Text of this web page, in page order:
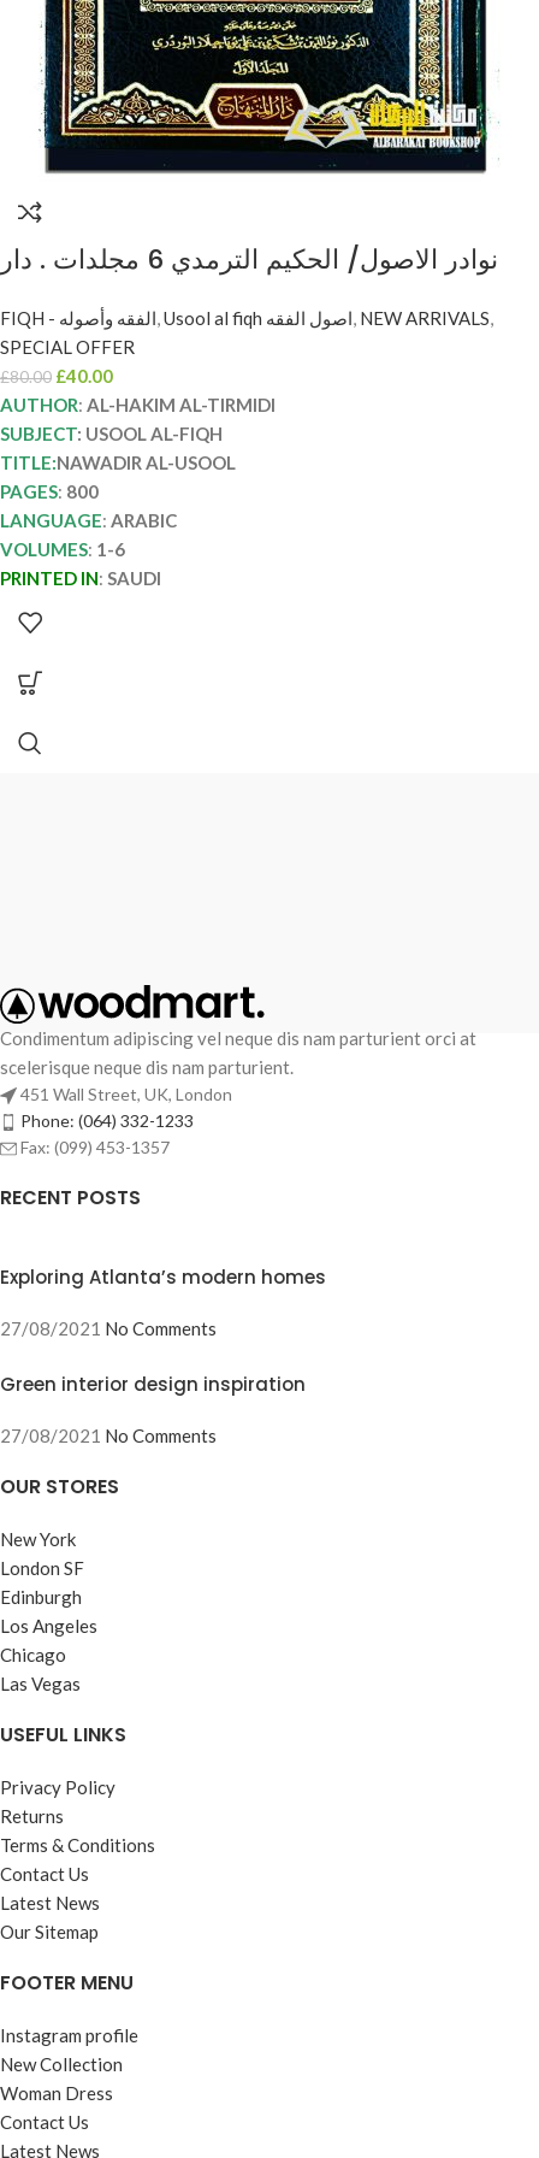
نوادر الاصول/ الحكيم الترمدي 6 مجلدات . دار
FIQH - الفقه وأصوله, Usool al fiqh اصول الفقه, NEW ARRIVALS,
SPECIAL OFFER
£80.00 £40.00
AUTHOR: AL-HAKIM AL-TIRMIDI
SUBJECT: USOOL AL-FIQH
TITLE:NAWADIR AL-USOOL
PAGES: 800
LANGUAGE: ARABIC
VOLUMES: 1-6
PRINTED IN: SAUDI
Condimentum adipiscing vel neque dis nam parturient orci at
scelerisque neque dis nam parturient.
451 Wall Street, UK, London
Phone: (064) 332-1233
Fax: (099) 453-1357
RECENT POSTS
Exploring Atlanta’s modern homes
27/08/2021 No Comments
Green interior design inspiration
27/08/2021 No Comments
OUR STORES
New York
London SF
Edinburgh
Los Angeles
Chicago
Las Vegas
USEFUL LINKS
Privacy Policy
Returns
Terms & Conditions
Contact Us
Latest News
Our Sitemap
FOOTER MENU
Instagram profile
New Collection
Woman Dress
Contact Us
Latest News